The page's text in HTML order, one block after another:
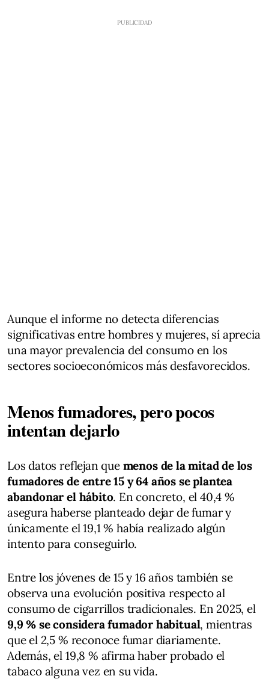
Aunque el informe no detecta diferencias
significativas entre hombres y mujeres, sí aprecia
una mayor prevalencia del consumo en los
sectores socioeconómicos más desfavorecidos.
Menos fumadores, pero pocos
intentan dejarlo
Los datos reflejan que menos de la mitad de los
fumadores de entre 15 y 64 años se plantea
abandonar el hábito. En concreto, el 40,4 %
asegura haberse planteado dejar de fumar y
únicamente el 19,1 % había realizado algún
intento para conseguirlo.
Entre los jóvenes de 15 y 16 años también se
observa una evolución positiva respecto al
consumo de cigarrillos tradicionales. En 2025, el
9,9 % se considera fumador habitual, mientras
que el 2,5 % reconoce fumar diariamente.
Además, el 19,8 % afirma haber probado el
tabaco alguna vez en su vida.